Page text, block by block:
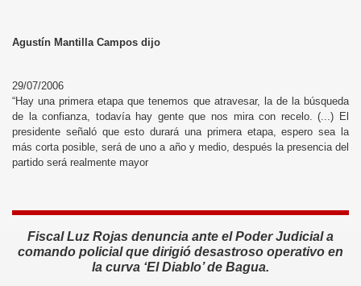
Agustín Mantilla Campos dijo
29/07/2006
“Hay una primera etapa que tenemos que atravesar, la de la búsqueda
de la confianza, todavía hay gente que nos mira con recelo. (...) El
presidente señaló que esto durará una primera etapa, espero sea la
más corta posible, será de uno a año y medio, después la presencia del
partido será realmente mayor
Fiscal Luz Rojas denuncia ante el Poder Judicial a
comando policial que dirigió desastroso operativo en
la curva ‘El Diablo’ de Bagua.